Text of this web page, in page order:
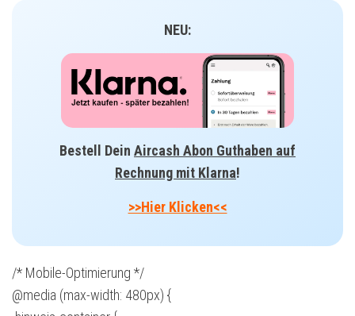
NEU:
Bestell Dein Aircash Abon Guthaben auf
Rechnung mit Klarna!
>>Hier Klicken<<
/* Mobile-Optimierung */
@media (max-width: 480px) {